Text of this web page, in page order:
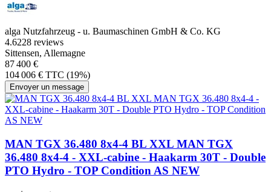
alga Nutzfahrzeug - u. Baumaschinen GmbH & Co. KG
4.6228 reviews
Sittensen, Allemagne
87 400 €
104 006 € TTC (19%)
Envoyer un message
MAN TGX 36.480 8x4-4 BL XXL MAN TGX
36.480 8x4-4 - XXL-cabine - Haakarm 30T - Double
PTO Hydro - TOP Condition AS NEW